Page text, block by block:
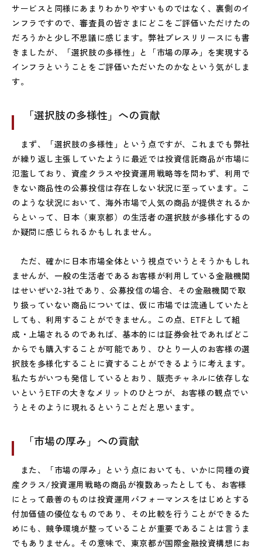
サービスと同様にあまりわかりやすいものではなく、裏側のイ
ンフラですので、審査員の皆さまにどこをご評価いただけたの
だろうかと少し不思議に感じます。弊社プレスリリースにも書
きましたが、「選択肢の多様性」と「市場の厚み」を実現する
インフラということをご評価いただいたのかなという気がしま
す。
「選択肢の多様性」への貢献
まず、「選択肢の多様性」という点ですが、これまでも弊社
が繰り返し主張していたように最近では投資信託商品が市場に
氾濫しており、資産クラスや投資運用戦略等を問わず、利用で
きない商品性の公募投信は存在しない状況に至っています。こ
のような状況において、海外市場で人気の商品が提供されるか
らといって、日本（東京都）の生活者の選択肢が多様化するの
か疑問に感じられるかもしれません。
ただ、確かに日本市場全体という視点でいうとそうかもしれ
ませんが、一般の生活者であるお客様が利用している金融機関
はせいぜい2-3社であり、公募投信の場合、その金融機関で取
り扱っていない商品については、仮に市場では流通していたと
しても、利用することができません。この点、ETFとして組
成・上場されるのであれば、基本的には証券会社であればどこ
からでも購入することが可能であり、ひとり一人のお客様の選
択肢を多様化することに資することができるように考えます。
私たちがいつも発信しているとおり、販売チャネルに依存しな
いというETFの大きなメリットのひとつが、お客様の観点でい
うとそのように現れるということだと思います。
「市場の厚み」への貢献
また、「市場の厚み」という点においても、いかに同種の資
産クラス/投資運用戦略の商品が複数あったとしても、お客様
にとって最善のものは投資運用パフォーマンスをはじめとする
付加価値の優位なものであり、その比較を行うことができるた
めにも、競争環境が整っていることが重要であることは言うま
でもありません。その意味で、東京都が国際金融投資構想にお